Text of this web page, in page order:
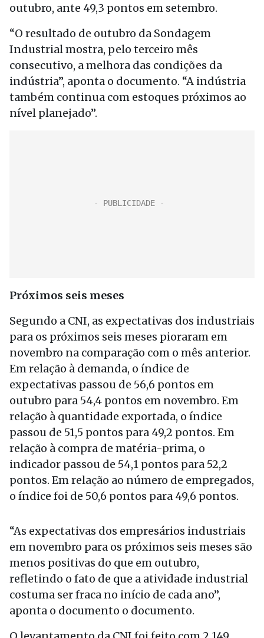
outubro, ante 49,3 pontos em setembro.
“O resultado de outubro da Sondagem
Industrial mostra, pelo terceiro mês
consecutivo, a melhora das condições da
indústria”, aponta o documento. “A indústria
também continua com estoques próximos ao
nível planejado”.
Próximos seis meses
Segundo a CNI, as expectativas dos industriais
para os próximos seis meses pioraram em
novembro na comparação com o mês anterior.
Em relação à demanda, o índice de
expectativas passou de 56,6 pontos em
outubro para 54,4 pontos em novembro. Em
relação à quantidade exportada, o índice
passou de 51,5 pontos para 49,2 pontos. Em
relação à compra de matéria-prima, o
indicador passou de 54,1 pontos para 52,2
pontos. Em relação ao número de empregados,
o índice foi de 50,6 pontos para 49,6 pontos.
“As expectativas dos empresários industriais
em novembro para os próximos seis meses são
menos positivas do que em outubro,
refletindo o fato de que a atividade industrial
costuma ser fraca no início de cada ano”,
aponta o documento o documento.